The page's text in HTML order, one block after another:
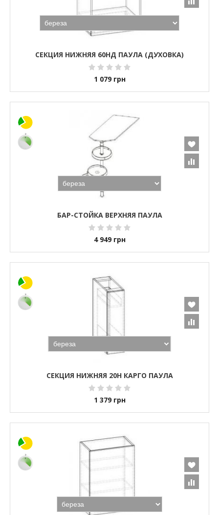
СЕКЦИЯ НИЖНЯЯ 60НД ПАУЛА (ДУХОВКА)
1 079 грн
БАР-СТОЙКА ВЕРХНЯЯ ПАУЛА
4 949 грн
СЕКЦИЯ НИЖНЯЯ 20Н КАРГО ПАУЛА
1 379 грн